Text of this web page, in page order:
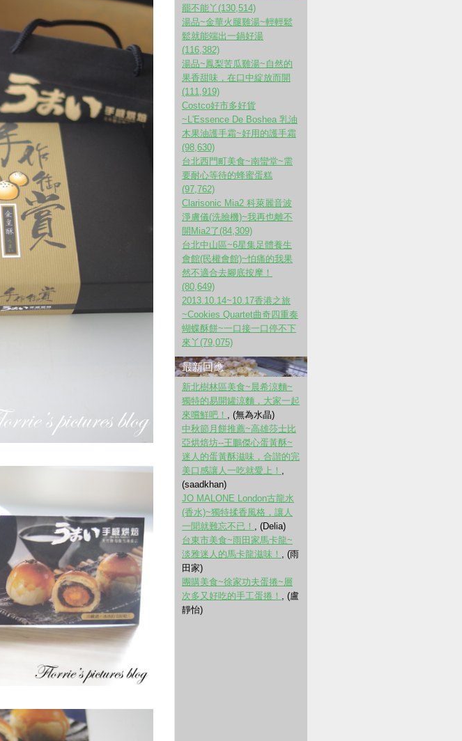
罷不能丫(130,514)
湯品~金華火腿雞湯~輕輕鬆
鬆就能端出一鍋好湯
(116,382)
湯品~鳳梨苦瓜雞湯~自然的
果香甜味，在口中綻放而開
(111,919)
Costco好市多好貨
~L'Essence De Boshea 乳油
木果油護手霜~好用的護手霜
(98,630)
台北西門町美食~南蠻堂~需
要耐心等待的蜂蜜蛋糕
(97,762)
Clarisonic Mia2 科萊麗音波
淨膚儀(洗臉機)~我再也離不
開Mia2了(84,309)
台北中山區~6星集足體養生
會館(民權會館)~怕痛的我果
然不適合去腳底按摩！
(80,649)
2013.10.14~10.17香港之旅
~Cookies Quartet曲奇四重奏
蝴蝶酥餅~一口接一口停不下
來丫(79,075)
最新回應
新北樹林區美食~晨希涼麵~
獨特的易開罐涼麵，大家一起
來嚐鮮吧！ , (無為水晶)
中秋節月餅推薦~高雄莎士比
亞烘焙坊--王鵬傑心蛋黃酥~
迷人的蛋黃酥滋味，合諧的完
美口感讓人一吃就愛上！ ,
(saadkhan)
JO MALONE London古龍水
(香水)~獨特揉香風格，讓人
一聞就難忘不已！ , (Delia)
台東市美食~雨田家馬卡龍~
淡雅迷人的馬卡龍滋味！ , (雨
田家)
團購美食~徐家功夫蛋捲~層
次多又好吃的手工蛋捲！ , (盧
靜怡)